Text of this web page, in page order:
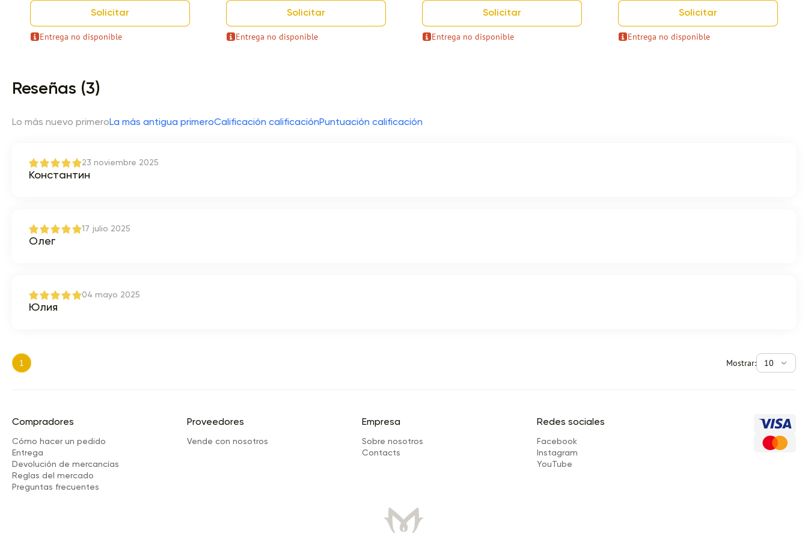
Solicitar
Entrega no disponible
Solicitar
Entrega no disponible
Solicitar
Entrega no disponible
Solicitar
Entrega no disponible
Reseñas (3)
Lo más nuevo primeroLa más antigua primeroCalificación calificaciónPuntuación calificación
23 noviembre 2025
Константин
17 julio 2025
Олег
04 mayo 2025
Юлия
1 Mostrar: 10
Compradores
Cómo hacer un pedido
Entrega
Devolución de mercancías
Reglas del mercado
Preguntas frecuentes
Proveedores
Vende con nosotros
Empresa
Sobre nosotros
Сontacts
Redes sociales
Facebook
Instagram
YouTube